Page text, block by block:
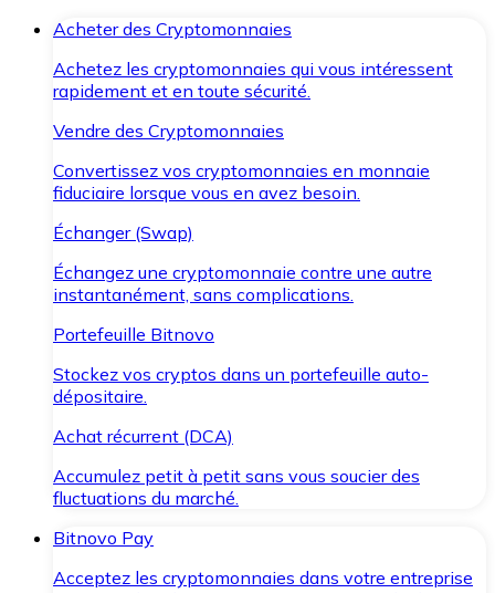
Acheter des Cryptomonnaies
Achetez les cryptomonnaies qui vous intéressent
rapidement et en toute sécurité.
Vendre des Cryptomonnaies
Convertissez vos cryptomonnaies en monnaie
fiduciaire lorsque vous en avez besoin.
Échanger (Swap)
Échangez une cryptomonnaie contre une autre
instantanément, sans complications.
Portefeuille Bitnovo
Stockez vos cryptos dans un portefeuille auto-
dépositaire.
Achat récurrent (DCA)
Accumulez petit à petit sans vous soucier des
fluctuations du marché.
Bitnovo Pay
Acceptez les cryptomonnaies dans votre entreprise